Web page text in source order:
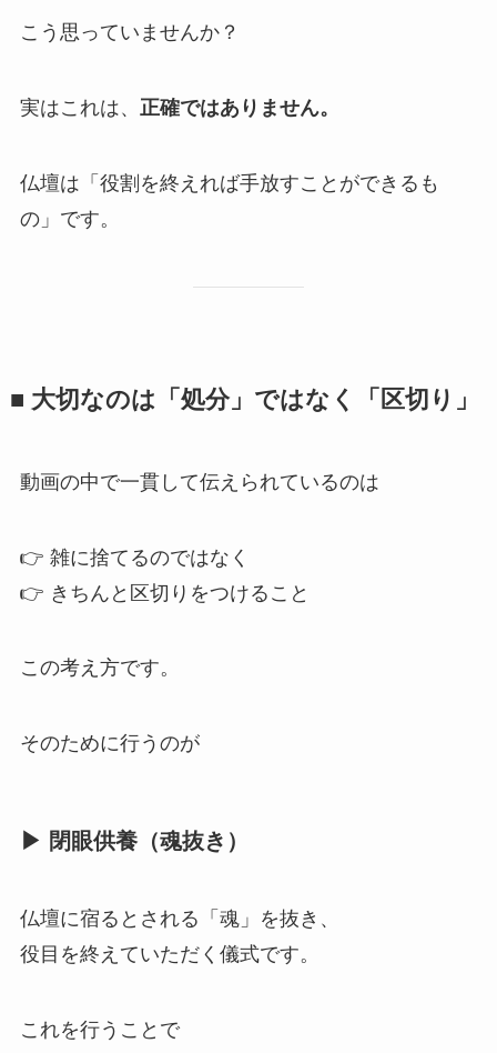
こう思っていませんか？
実はこれは、 正確ではありません。
仏壇は「役割を終えれば手放すことができるも
の」です。
■ 大切なのは​「処分」ではなく​「区切り」
動画の中で一貫して伝えられているのは
👉 雑に捨てるのではなく
👉 きちんと区切りをつけること
この考え方です。
そのために行うのが
▶ 閉眼供養​（魂抜き）
仏壇に宿るとされる「魂」を抜き、
役目を終えていただく儀式です。
これを行うことで